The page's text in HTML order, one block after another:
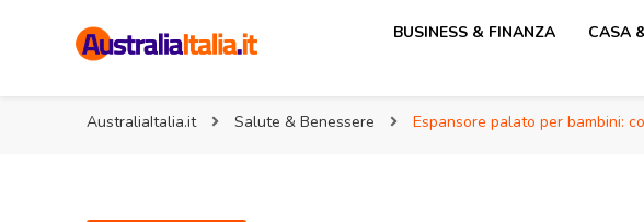
BUSINESS & FINANZA CASA
AustraliaItalia.it Salute & Benessere Espansore palato per bambini: